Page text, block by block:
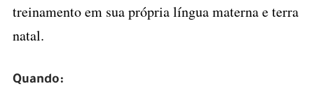
treinamento em sua própria língua materna e terra
natal.
Quando: